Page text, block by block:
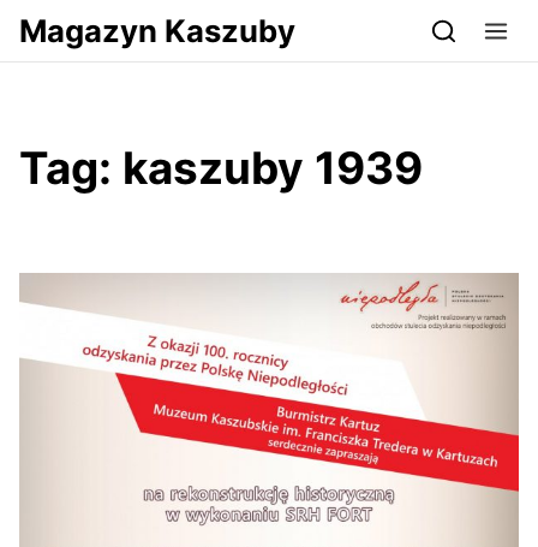
Przejdź do serwisu magazynkaszuby.pl
Magazyn Kaszuby
Tag: kaszuby 1939